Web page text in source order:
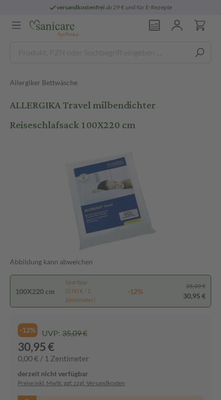
versandkostenfreiab 29 € und für E-Rezepte
Allergiker Bettwäsche
ALLERGIKA Travel milbendichter
Reiseschlafsack 100X220 cm
Abbildung kann abweichen
100X220 cm
Spartipp
(0,00 € / 1
Zentimeter)
-12%
35,09 €
30,95 €
-12% UVP: 35,09 €
30,95 €
0,00 € / 1 Zentimeter
derzeit nicht verfügbar
Preise inkl. MwSt. ggf. zzgl. Versandkosten